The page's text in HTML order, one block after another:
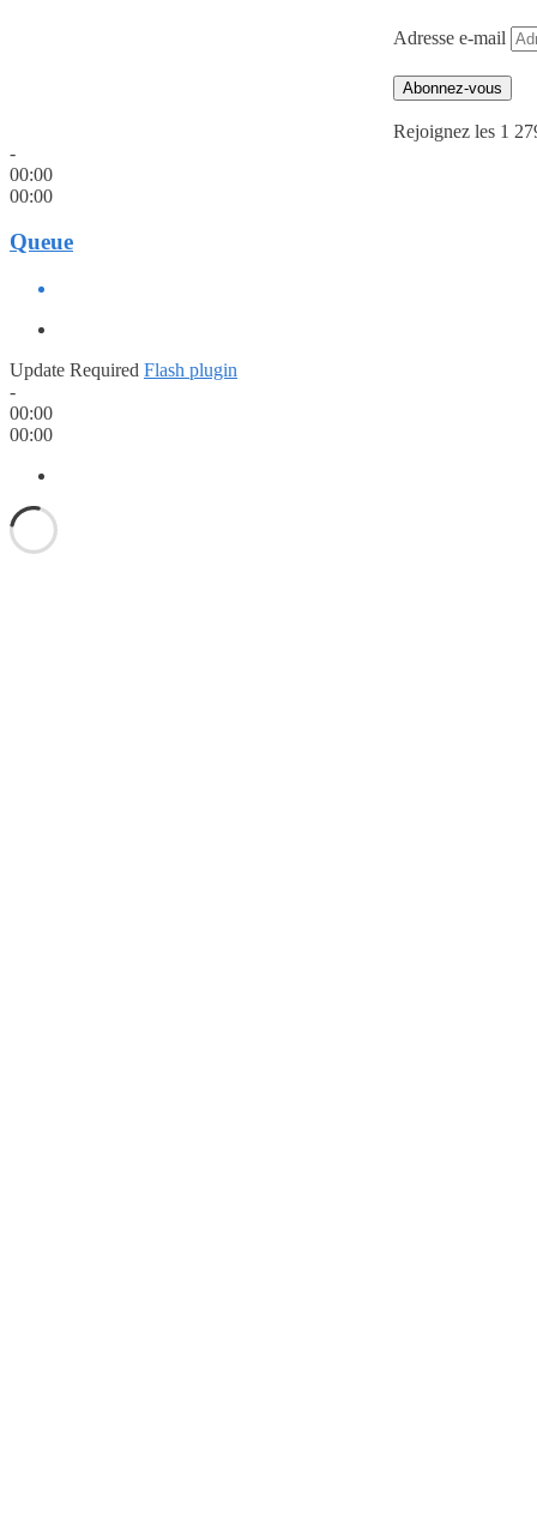
Adresse e-mail
Abonnez-vous
Rejoignez les 1
-
00:00
00:00
Queue
Update Required Flash plugin
-
00:00
00:00